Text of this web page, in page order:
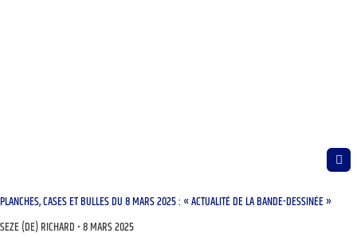
PLANCHES, CASES ET BULLES DU 8 MARS 2025 : « ACTUALITÉ DE LA BANDE-DESSINÉE »
SEZE (DE) RICHARD 8 MARS 2025